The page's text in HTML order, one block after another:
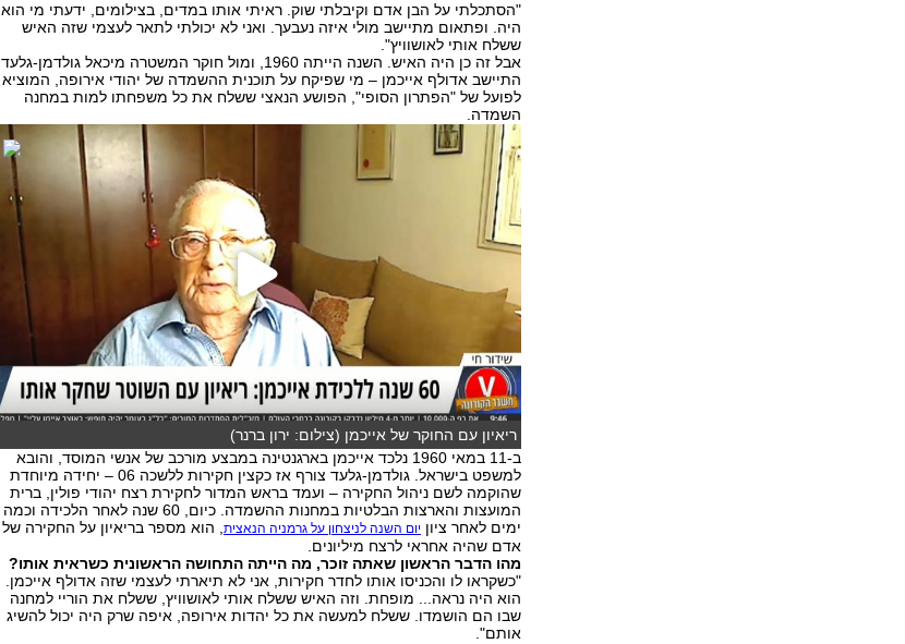
"הסתכלתי על הבן אדם וקיבלתי שוק. ראיתי אותו במדים, בצילומים, ידעתי מי הוא
היה. ופתאום מתיישב מולי איזה נעבעך. ואני לא יכולתי לתאר לעצמי שזה האיש
ששלח אותי לאושוויץ".
אבל זה כן היה האיש. השנה הייתה 1960, ומול חוקר המשטרה מיכאל גולדמן-גלעד
התיישב אדולף אייכמן – מי שפיקח על תוכנית ההשמדה של יהודי אירופה, המוציא
לפועל של "הפתרון הסופי", הפושע הנאצי ששלח את כל משפחתו למות במחנה
השמדה.
ריאיון עם החוקר של אייכמן (צילום: ירון ברנר)
ב-11 במאי 1960 נלכד אייכמן בארגנטינה במבצע מורכב של אנשי המוסד, והובא
למשפט בישראל. גולדמן-גלעד צורף אז כקצין חקירות ללשכה 06 – יחידה מיוחדת
שהוקמה לשם ניהול החקירה – ועמד בראש המדור לחקירת רצח יהודי פולין, ברית
המועצות והארצות הבלטיות במחנות ההשמדה. כיום, 60 שנה לאחר הלכידה וכמה
ימים לאחר ציון יום השנה לניצחון על גרמניה הנאצית, הוא מספר בריאיון על החקירה של
אדם שהיה אחראי לרצח מיליונים.
מהו הדבר הראשון שאתה זוכר, מה הייתה התחושה הראשונית כשראית אותו?
"כשקראו לו והכניסו אותו לחדר חקירות, אני לא תיארתי לעצמי שזה אדולף אייכמן.
הוא היה נראה... מופחת. וזה האיש ששלח אותי לאושוויץ, ששלח את הוריי למחנה
שבו הם הושמדו. ששלח למעשה את כל יהדות אירופה, איפה שרק היה יכול להשיג
אותם".